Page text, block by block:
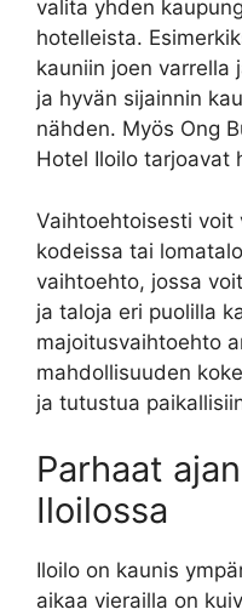
valita yhden
hotelleista.
kauniin joen varrella
ja hyvän sijainnin
nähden. Myös Ong
Hotel Iloilo tarjoavat
Vaihtoehtoisesti voit
kodeissa tai
vaihtoehto, jossa
ja taloja eri puolilla
majoitusvaihtoehto
mahdollisuuden
ja tutustua
Parhaat
Iloilossa
Iloilo on kaunis
aikaa vierailla on